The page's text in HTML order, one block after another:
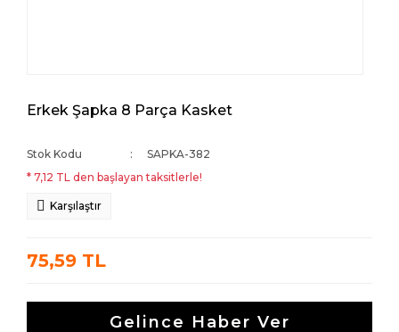
Erkek Şapka 8 Parça Kasket
Stok Kodu
SAPKA-382
* 7,12 TL den başlayan taksitlerle!
Karşılaştır
75,59 TL
Gelince Haber Ver